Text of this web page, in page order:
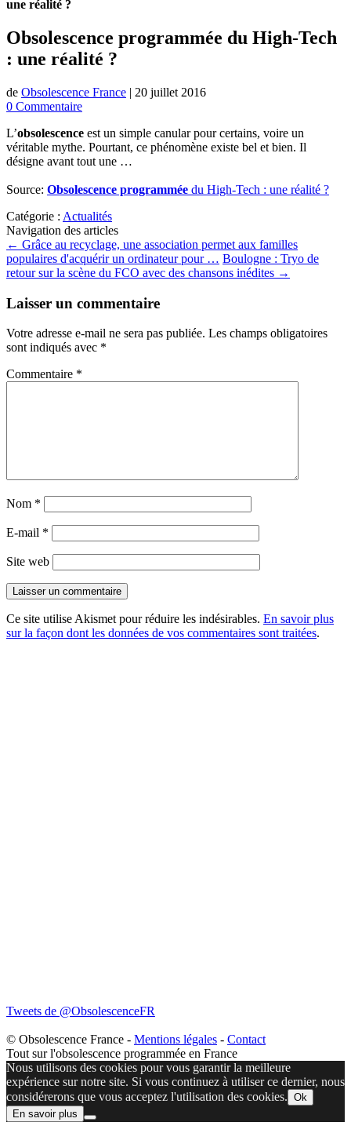
une réalité ?
Obsolescence programmée du High-Tech
: une réalité ?
de Obsolescence France | 20 juillet 2016
0 Commentaire
L’obsolescence est un simple canular pour certains, voire un
véritable mythe. Pourtant, ce phénomène existe bel et bien. Il
désigne avant tout une …
Source: Obsolescence programmée du High-Tech : une réalité ?
Catégorie : Actualités
Navigation des articles
← Grâce au recyclage, une association permet aux familles
populaires d'acquérir un ordinateur pour … Boulogne : Tryo de
retour sur la scène du FCO avec des chansons inédites →
Laisser un commentaire
Votre adresse e-mail ne sera pas publiée. Les champs obligatoires
sont indiqués avec *
Commentaire *
Nom *
E-mail *
Site web
Ce site utilise Akismet pour réduire les indésirables. En savoir plus
sur la façon dont les données de vos commentaires sont traitées.
Tweets de @ObsolescenceFR
© Obsolescence France - Mentions légales - Contact
Tout sur l'obsolescence programmée en France
Nous utilisons des cookies pour vous garantir la meilleure
expérience sur notre site. Si vous continuez à utiliser ce dernier, nous
considérerons que vous acceptez l'utilisation des cookies. Ok
En savoir plus